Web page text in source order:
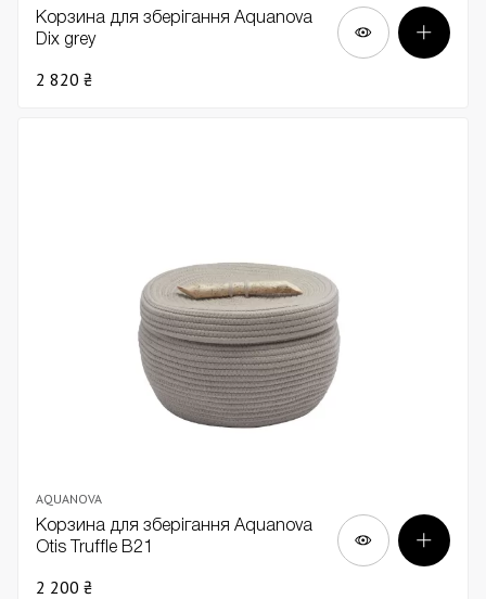
Корзина для зберігання Aquanova
Dix grey
2 820 ₴
AQUANOVA
Корзина для зберігання Aquanova
Otis Truffle В21
2 200 ₴